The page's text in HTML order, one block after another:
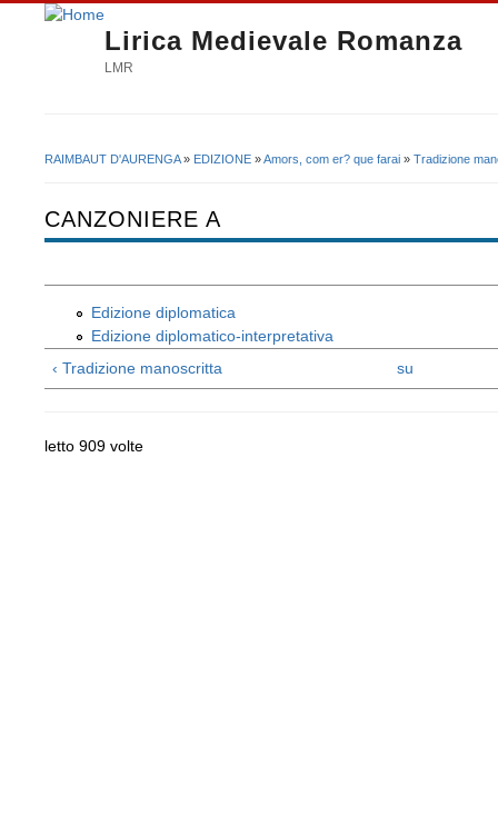
Lirica Medievale Romanza
LMR
RAIMBAUT D'AURENGA» EDIZIONE »Amors, com er? que farai » Tradizione
CANZONIERE A
Edizione diplomatica
Edizione diplomatico-interpretativa
‹ Tradizione manoscritta
su
letto 909 volte